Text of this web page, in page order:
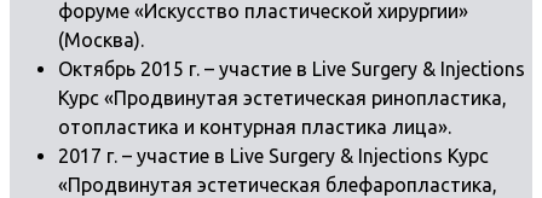
форуме «Искусство пластической хирургии»
(Москва).
Октябрь 2015 г. – участие в Live Surgery & Injections
Курс «Продвинутая эстетическая ринопластика,
отопластика и контурная пластика лица».
2017 г. – участие в Live Surgery & Injections Курс
«Продвинутая эстетическая блефаропластика,